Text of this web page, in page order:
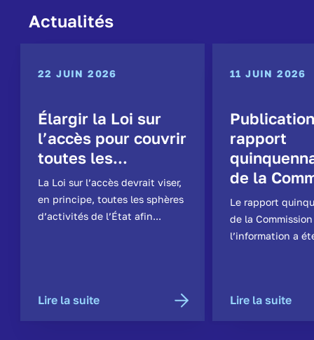
Actualités
22 JUIN 2026
Élargir la Loi sur
l’accès pour couvrir
toutes les...
La Loi sur l’accès devrait viser,
en principe, toutes les sphères
d’activités de l’État afin...
Lire la suite
11 JUIN 2026
rapport
de la
Le rapport
de la Commission
l’information a
Lire la suite